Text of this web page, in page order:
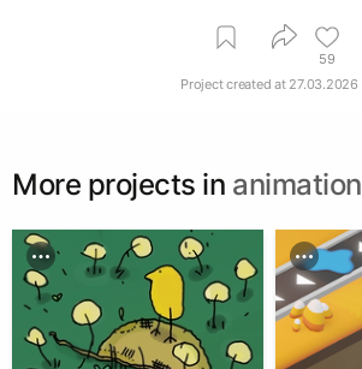
59
Project created at 27.03.2026
More projects in animation